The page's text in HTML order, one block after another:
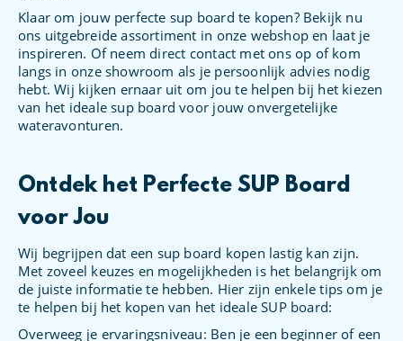
Klaar om jouw perfecte sup board te kopen? Bekijk nu
ons uitgebreide assortiment in onze webshop en laat je
inspireren. Of neem direct contact met ons op of kom
langs in onze showroom als je persoonlijk advies nodig
hebt. Wij kijken ernaar uit om jou te helpen bij het kiezen
van het ideale sup board voor jouw onvergetelijke
wateravonturen.
Ontdek het Perfecte SUP Board
voor Jou
Wij begrijpen dat een sup board kopen lastig kan zijn.
Met zoveel keuzes en mogelijkheden is het belangrijk om
de juiste informatie te hebben. Hier zijn enkele tips om je
te helpen bij het kopen van het ideale SUP board:
Overweeg je ervaringsniveau: Ben je een beginner of een